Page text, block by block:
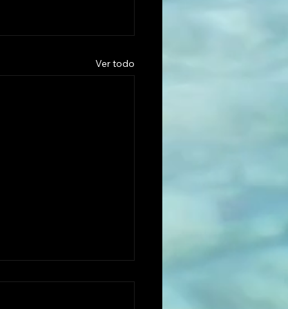
Ver todo